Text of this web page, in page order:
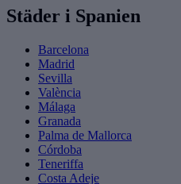
Städer i Spanien
Barcelona
Madrid
Sevilla
València
Málaga
Granada
Palma de Mallorca
Córdoba
Teneriffa
Costa Adeje